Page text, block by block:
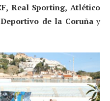
Real Sporting, Atlético
de la Coruña y